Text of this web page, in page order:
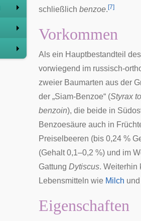
schließlich benzoe. [7]
Vorkommen
Als ein Hauptbestandteil
vorwiegend im russisch-
zweier Baumarten aus der
der „Siam-Benzoe“ (Styrax
benzoin), die beide in
Benzoesäure auch in
Preiselbeeren (bis 0,24 %
(Gehalt 0,1–0,2 %) und im
Gattung Dytiscus. Weiterhin
Lebensmitteln wie Milch und
Eigenschaften